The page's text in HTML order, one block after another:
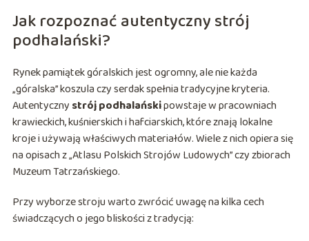
Jak rozpoznać autentyczny strój
podhalański?
Rynek pamiątek góralskich jest ogromny, ale nie każda
„góralska” koszula czy serdak spełnia tradycyjne kryteria.
Autentyczny strój podhalańskipowstaje w pracowniach
krawieckich, kuśnierskich i hafciarskich, które znają lokalne
kroje i używają właściwych materiałów. Wiele z nich opiera się
na opisach z „Atlasu Polskich Strojów Ludowych” czy zbiorach
Muzeum Tatrzańskiego.
Przy wyborze stroju warto zwrócić uwagę na kilka cech
świadczących o jego bliskości z tradycją: